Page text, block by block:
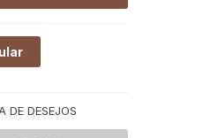
DE DESEJOS